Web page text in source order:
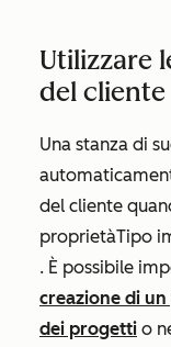
Utilizzare
del cliente
Una stanza di
del cliente
proprietàTipo
. È possibile
creazione di
dei progetti o